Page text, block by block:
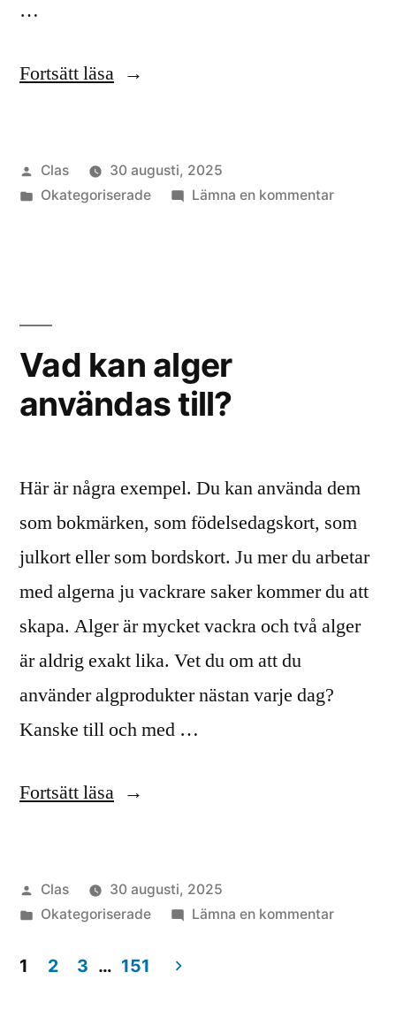
…
Fortsätt läsa”Alger
Publicerat
av
Clas
30 augusti, 2025
Publicerat
Okategoriserade Lämna en kommentartill
Vad kan alger
användas till?
Här är några exempel. Du kan använda dem
som bokmärken, som födelsedagskort, som
julkort eller som bordskort. Ju mer du arbetar
med algerna ju vackrare saker kommer du att
skapa. Alger är mycket vackra och två alger
är aldrig exakt lika. Vet du om att du
använder algprodukter nästan varje dag?
Kanske till och med …
Fortsätt läsa”Vad
användas
Publicerat
av
Clas
30 augusti, 2025
Publicerat
Okategoriserade Lämna en kommentartill
1 2 3 … 151